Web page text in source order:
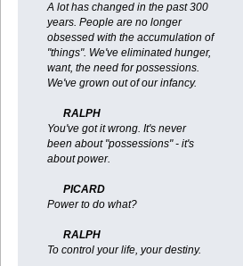
A lot has changed in the past 300
years. People are no longer
obsessed with the accumulation of
"things". We've eliminated hunger,
want, the need for possessions.
We've grown out of our infancy.
RALPH
You've got it wrong. It's never
been about "possessions" - it's
about power.
PICARD
Power to do what?
RALPH
To control your life, your destiny.